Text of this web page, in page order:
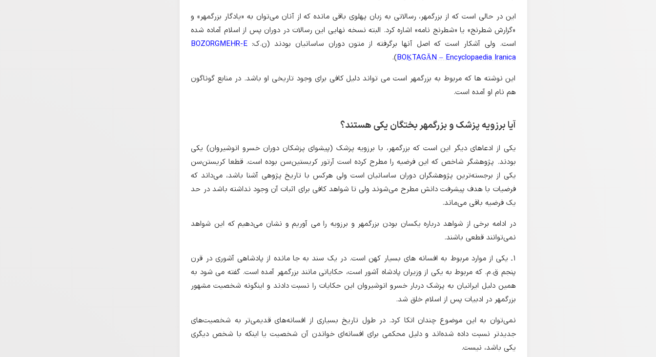
این در حالی است که از بزرگمهر، رسالاتی به زبان پهلوی باقی مانده که از آنان می‌توان به «یادگار بزرگمهر» و
«گزارش شطرنج» یا «شطرنج نامه» اشاره کرد. البته نسخه نهایی این رسالات در دوران پس از اسلام آماده شده
است. ولی آشکار است که اصل آنها برگرفته از متون دوران ساسانیان بودند (ن.ک: BOZORGMEHR-E
BOḴTAGĀN – Encyclopaedia Iranica
).
این نوشته ها که مربوط به بزرگمهر است می تواند دلیل کافی برای وجود تاریخی او باشد. در منابع گوناگون
هم نام او آمده است.
آیا برزویه پزشک و بزرگمهر بختگان یکی هستند؟
یکی از ادعاهای دیگر این است که بزرگمهر، با برزویه پزشک (پیشوای پزشکان دوران خسرو انوشیروان) یکی
بودند. پژوهشگر شاخص که این فرضیه را مطرح کرده است آرتور کریستین‌سن بوده است. قطعا کریستن‌سن
یکی از برجسته‌ترین پژوهشگران دوران ساسانیان است ولی هرکس با تاریخ پژوهی آشنا باشد، می‌داند که
فرضیات با هدف پیشرفت دانش مطرح می‌شوند ولی تا شواهد کافی برای اثبات آن وجود نداشته باشد در حد
یک فرضیه باقی می‌ماند.
در ادامه برخی از شواهد درباره یکسان بودن بزرگمهر و برزویه را می آوریم و نشان می‌دهیم که این شواهد
نمی‌توانند قطعی باشند.
۱ـ یکی از موارد مربوط به افسانه های بسیار کهن است. در یک سند به جا مانده از پادشاهی آشوری در قرن
پنجم ق.م. که مربوط به یکی از وزیران پادشاه آشور است، حکایاتی مانند بزرگمهر آمده است. گفته می شود به
همین دلیل ایرانیان به پزشک دربار خسرو انوشیروان این حکایات را نسبت دادند و اینگونه شخصیت مشهور
بزرگمهر در ادبیات پس از اسلام خلق شد.
نمی‌توان به این موضوع چندان اتکا کرد. در طول تاریخ بسیاری از افسانه‌های قدیمی‌تر به شخصیت‌های
جدیدتر نسبت داده شده‌اند و دلیل محکمی برای افسانه‌ای خواندن آن شخصیت یا اینکه با شخص دیگری
یکی باشد، نیست.